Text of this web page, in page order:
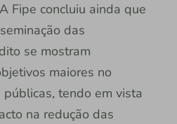
Fipe concluiu ainda que
das
se mostram
maiores no
tendo em vista
na redução das